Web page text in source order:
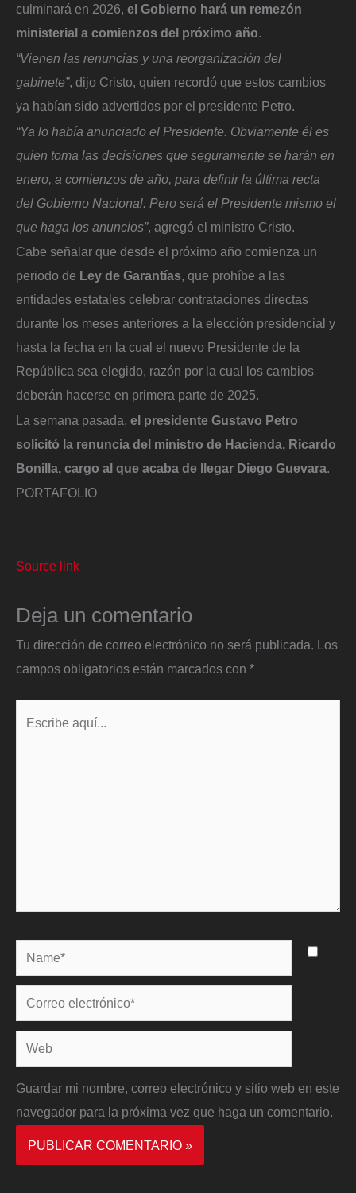
culminará en 2026, el Gobierno hará un remezón
ministerial a comienzos del próximo año.
“Vienen las renuncias y una reorganización del
gabinete”, dijo Cristo, quien recordó que estos cambios
ya habían sido advertidos por el presidente Petro.
“Ya lo había anunciado el Presidente. Obviamente él es
quien toma las decisiones que seguramente se harán en
enero, a comienzos de año, para definir la última recta
del Gobierno Nacional. Pero será el Presidente mismo el
que haga los anuncios”, agregó el ministro Cristo.
Cabe señalar que desde el próximo año comienza un
periodo de Ley de Garantías, que prohíbe a las
entidades estatales celebrar contrataciones directas
durante los meses anteriores a la elección presidencial y
hasta la fecha en la cual el nuevo Presidente de la
República sea elegido, razón por la cual los cambios
deberán hacerse en primera parte de 2025.
La semana pasada, el presidente Gustavo Petro
solicitó la renuncia del ministro de Hacienda, Ricardo
Bonilla, cargo al que acaba de llegar Diego Guevara.
PORTAFOLIO
Source link
Deja un comentario
Tu dirección de correo electrónico no será publicada. Los
campos obligatorios están marcados con *
Name*
Correo
electrónico*
Web
Guardar mi nombre, correo electrónico y sitio web en este
navegador para la próxima vez que haga un comentario.